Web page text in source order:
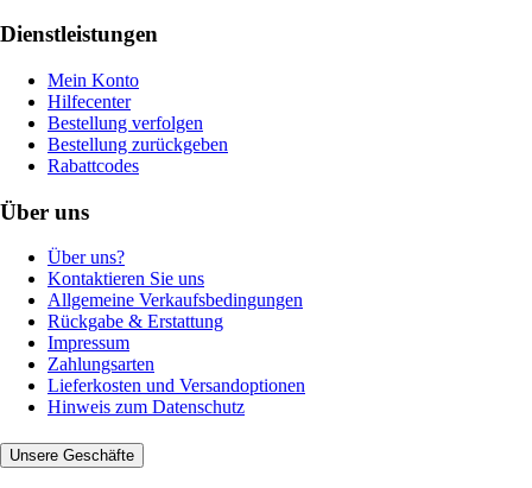
Dienstleistungen
Mein Konto
Hilfecenter
Bestellung verfolgen
Bestellung zurückgeben
Rabattcodes
Über uns
Über uns?
Kontaktieren Sie uns
Allgemeine Verkaufsbedingungen
Rückgabe & Erstattung
Impressum
Zahlungsarten
Lieferkosten und Versandoptionen
Hinweis zum Datenschutz
Unsere Geschäfte